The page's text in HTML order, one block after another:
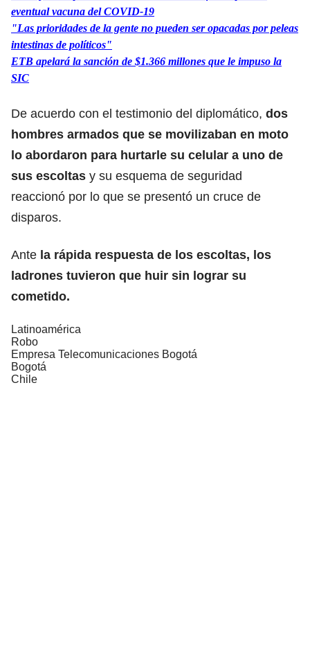
eventual vacuna del COVID-19
"Las prioridades de la gente no pueden ser opacadas por peleas
intestinas de políticos"
ETB apelará la sanción de $1.366 millones que le impuso la
SIC
De acuerdo con el testimonio del diplomático, dos
hombres armados que se movilizaban en moto
lo abordaron para hurtarle su celular a uno de
sus escoltas y su esquema de seguridad
reaccionó por lo que se presentó un cruce de
disparos.
Ante la rápida respuesta de los escoltas, los
ladrones tuvieron que huir sin lograr su
cometido.
Latinoamérica
Robo
Empresa Telecomunicaciones Bogotá
Bogotá
Chile